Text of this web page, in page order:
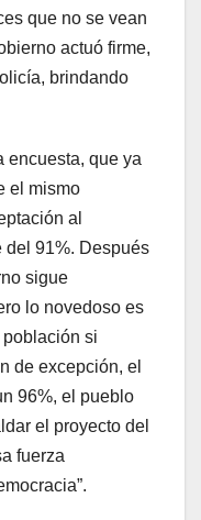
que no se vean
actuó firme,
brindando
encuesta, que ya
el mismo
al
del 91%. Después
sigue
lo novedoso es
si
de excepción, el
96%, el pueblo
el proyecto del
fuerza